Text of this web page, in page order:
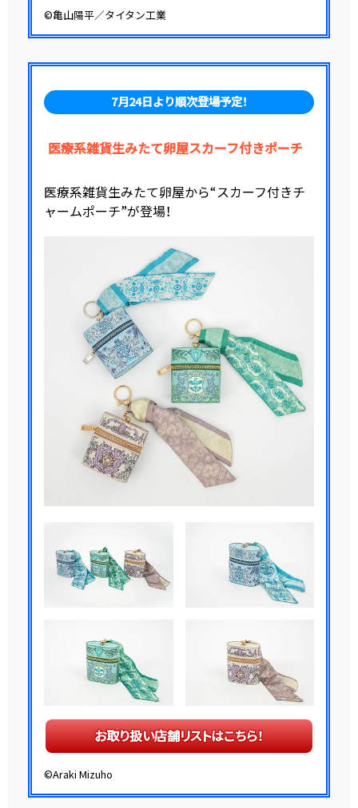
©亀山陽平／タイタン工業
7月24日より順次登場予定！
医療系雑貨生みたて卵屋スカーフ付きポーチ
医療系雑貨生みたて卵屋から“スカーフ付きチ
ャームポーチ”が登場！
お取り扱い店舗リストはこちら！
©Araki Mizuho